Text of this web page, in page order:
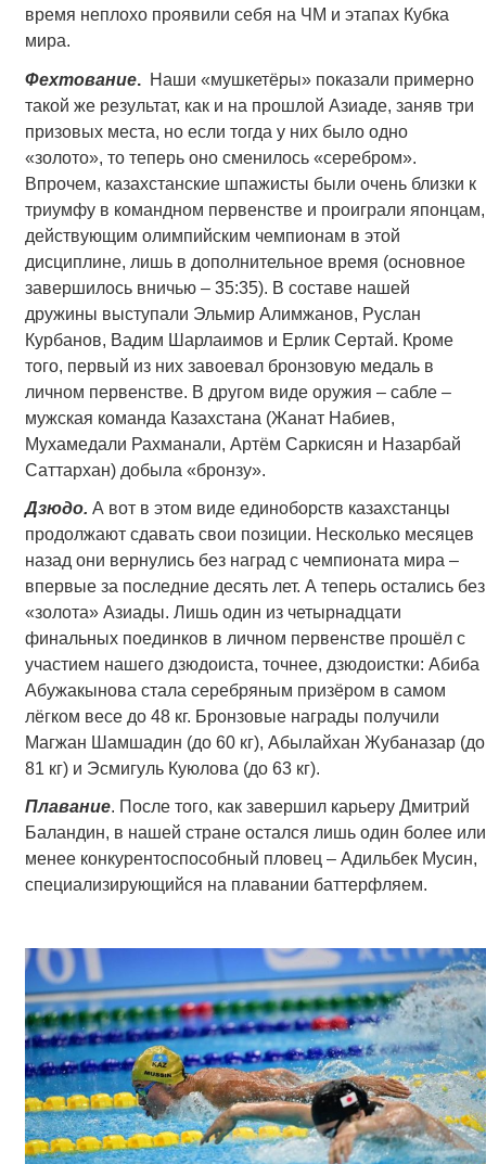
время неплохо проявили себя на ЧМ и этапах Кубка
мира.
Фехтование. Наши «мушкетёры» показали примерно
такой же результат, как и на прошлой Азиаде, заняв три
призовых места, но если тогда у них было одно
«золото», то теперь оно сменилось «серебром».
Впрочем, казахстанские шпажисты были очень близки к
триумфу в командном первенстве и проиграли японцам,
действующим олимпийским чемпионам в этой
дисциплине, лишь в дополнительное время (основное
завершилось вничью – 35:35). В составе нашей
дружины выступали Эльмир Алимжанов, Руслан
Курбанов, Вадим Шарлаимов и Ерлик Сертай. Кроме
того, первый из них завоевал бронзовую медаль в
личном первенстве. В другом виде оружия – сабле –
мужская команда Казахстана (Жанат Набиев,
Мухамедали Рахманали, Артём Саркисян и Назарбай
Саттархан) добыла «бронзу».
Дзюдо. А вот в этом виде единоборств казахстанцы
продолжают сдавать свои позиции. Несколько месяцев
назад они вернулись без наград с чемпионата мира –
впервые за последние десять лет. А теперь остались без
«золота» Азиады. Лишь один из четырнадцати
финальных поединков в личном первенстве прошёл с
участием нашего дзюдоиста, точнее, дзюдоистки: Абиба
Абужакынова стала серебряным призёром в самом
лёгком весе до 48 кг. Бронзовые награды получили
Магжан Шамшадин (до 60 кг), Абылайхан Жубаназар (до
81 кг) и Эсмигуль Куюлова (до 63 кг).
Плавание. После того, как завершил карьеру Дмитрий
Баландин, в нашей стране остался лишь один более или
менее конкурентоспособный пловец – Адильбек Мусин,
специализирующийся на плавании баттерфляем.